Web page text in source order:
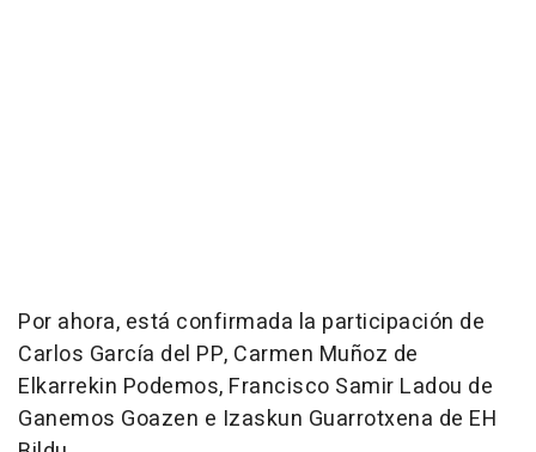
Por ahora, está confirmada la participación de
Carlos García del PP, Carmen Muñoz de
Elkarrekin Podemos, Francisco Samir Ladou de
Ganemos Goazen e Izaskun Guarrotxena de EH